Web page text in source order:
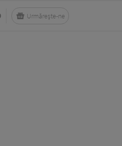
Urmărește-ne